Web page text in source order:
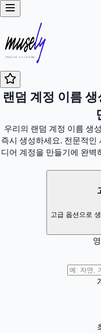
랜덤 계정 이름
우리의 랜덤 계정 이름 생
즉시 생성하세요. 전문적인
디어 계정을 만들기에 완벽
고급 옵션으로